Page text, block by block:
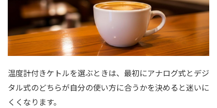
温度計付きケトルを選ぶときは、最初にアナログ式とデジ
タル式のどちらが自分の使い方に合うかを決めると迷いに
くくなります。